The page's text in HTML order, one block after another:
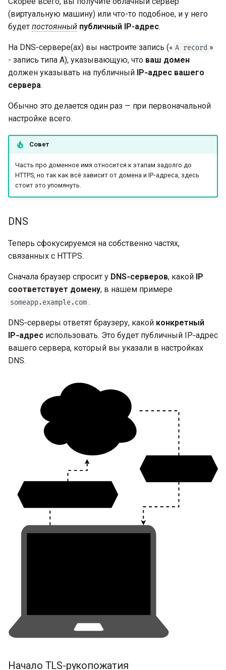
(виртуальную машину) или что-то подобное, и у него
будет постоянный публичный IP-адрес.
На DNS‑сервере(ах) вы настроите запись (« A record »
- запись типа A), указывающую, что ваш домен
должен указывать на публичный IP‑адрес вашего
сервера.
Обычно это делается один раз — при первоначальной
настройке всего.
Совет
Часть про доменное имя относится к этапам задолго до
HTTPS, но так как всё зависит от домена и IP‑адреса, здесь
стоит это упомянуть.
DNS
Теперь сфокусируемся на собственно частях,
связанных с HTTPS.
Сначала браузер спросит у DNS‑серверов, какой IP
соответствует домену, в нашем примере
someapp.example.com .
DNS‑серверы ответят браузеру, какой конкретный
IP‑адрес использовать. Это будет публичный IP‑адрес
вашего сервера, который вы указали в настройках
DNS.
Начало TLS-рукопожатия